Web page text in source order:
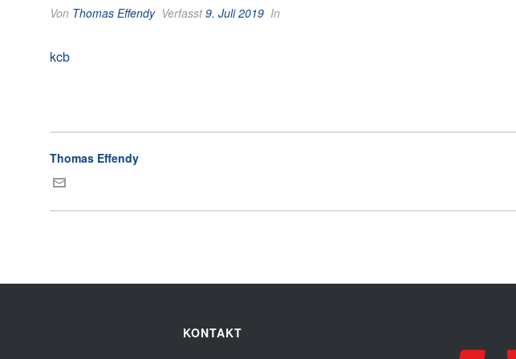
Von Thomas Effendy Verfasst9. Juli 2019 In
kcb
Thomas Effendy
KONTAKT